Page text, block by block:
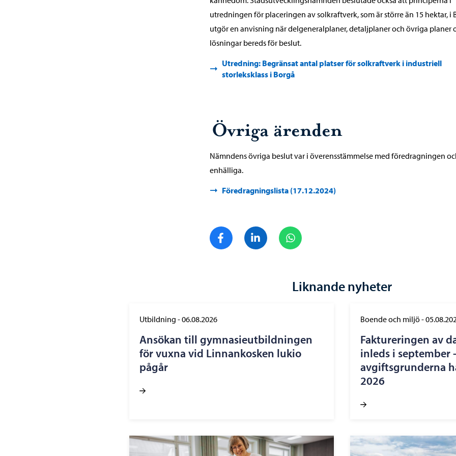
utredningen för placeringen av solkraftverk, som är större än 15 hektar, i
utgör en anvisning när delgeneralplaner, detaljplaner och övriga planer
lösningar bereds för beslut.
Utredning: Begränsat antal platser för solkraftverk i industriell
storleksklass i Borgå
Övriga ärenden
Nämndens övriga beslut var i överensstämmelse med föredragningen
enhälliga.
Föredragningslista (17.12.2024)
Dela på FacebookDela på LinkedIn
Liknande nyheter
Utbildning -06.08.2026
Ansökan till gymnasieutbildningen
för vuxna vid Linnankosken lukio
pågår
Boende och miljö-
Faktureringen av
inleds i september
avgiftsgrunderna
2026